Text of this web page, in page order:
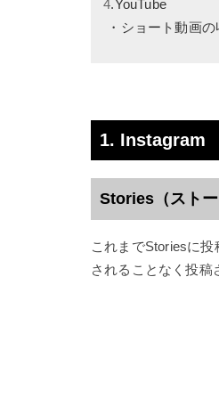
4.YouTube
・ショート動画
1. Instagram
Stories（スト
これまでStoriesに
されることなく投稿